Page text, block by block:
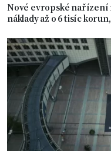
Nové evropské nařízení
náklady až o 6 tisíc